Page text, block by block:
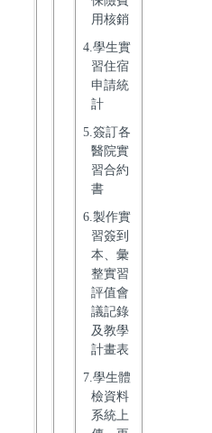
用核銷
4.學生實
習住宿
申請統
計
5.簽訂各
醫院實
習合約
書
6.製作實
習簽到
本、彙
整實習
評值會
議記錄
及教學
計畫表
7.學生體
檢資料
系統上